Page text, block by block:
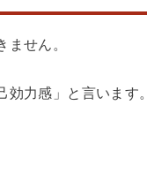
せん。
力感」と言います。